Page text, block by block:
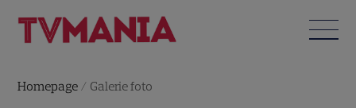
Homepage / Galerie foto